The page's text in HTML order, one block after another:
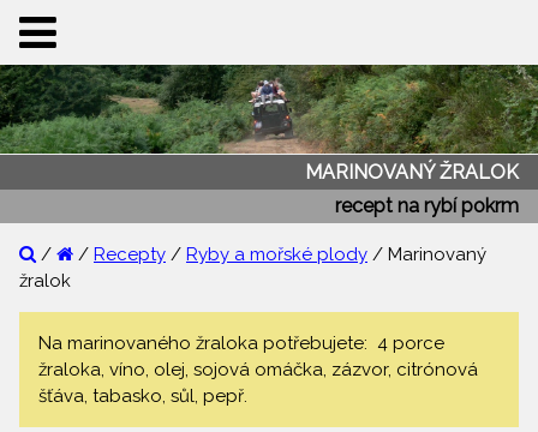
MARINOVANÝ ŽRALOK
recept na rybí pokrm
/ / Recepty / Ryby a mořské plody / Marinovaný
žralok
Na marinovaného žraloka potřebujete: 4 porce
žraloka, víno, olej, sojová omáčka, zázvor, citrónová
šťáva, tabasko, sůl, pepř.